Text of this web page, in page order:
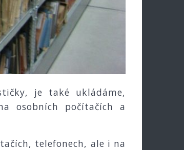
je také ukládáme,
osobních počítačích a
telefonech, ale i na